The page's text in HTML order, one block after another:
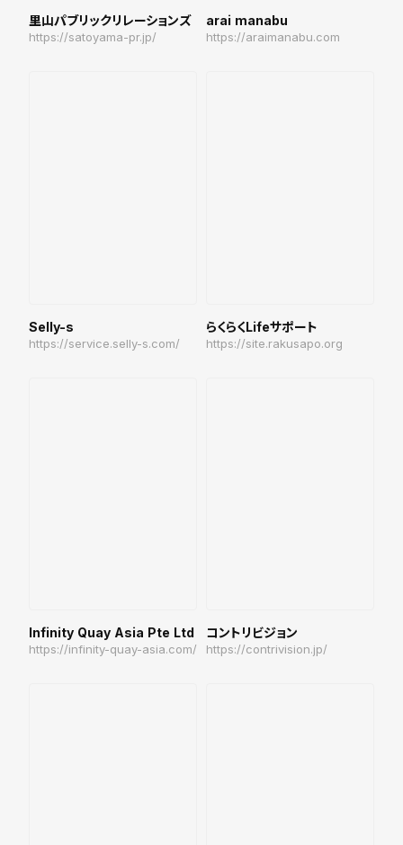
里山パブリックリレーションズ
https://satoyama-pr.jp/
arai manabu
https://araimanabu.com
Selly-s
https://service.selly-s.com/
らくらくLifeサポート
https://site.rakusapo.org
Infinity Quay Asia Pte Ltd
https://infinity-quay-asia.com/
コントリビジョン
https://contrivision.jp/